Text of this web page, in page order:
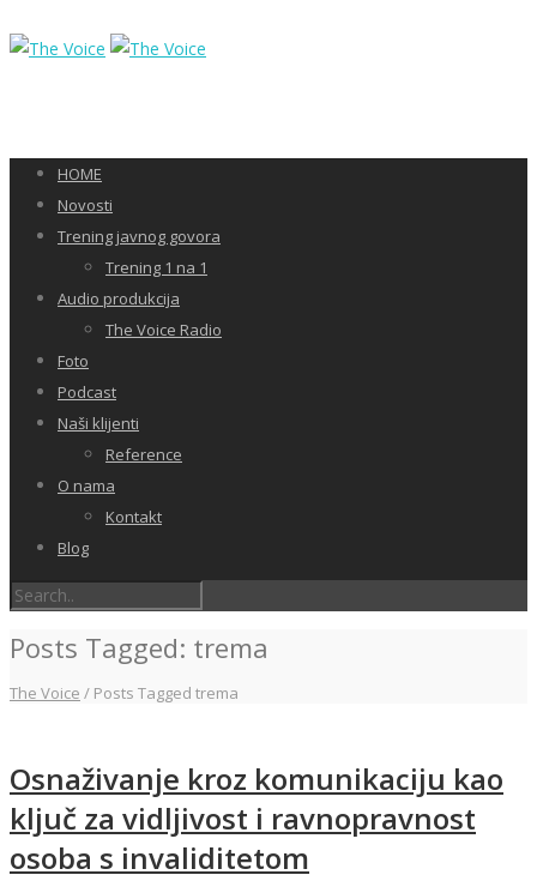
HOME
Novosti
Trening javnog govora
Trening 1 na 1
Audio produkcija
The Voice Radio
Foto
Podcast
Naši klijenti
Reference
O nama
Kontakt
Blog
Posts Tagged: trema
The Voice / Posts Tagged trema
Osnaživanje kroz komunikaciju kao
ključ za vidljivost i ravnopravnost
osoba s invaliditetom